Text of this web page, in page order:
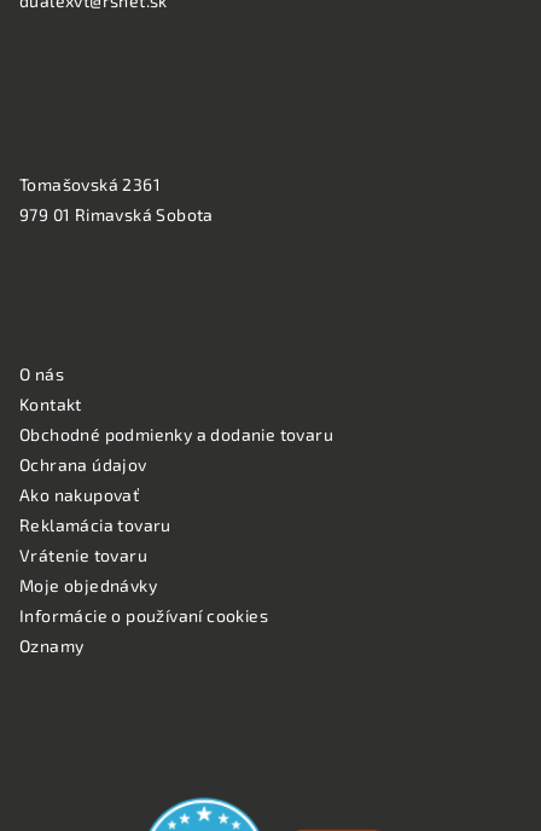
Tomašovská 2361
979 01 Rimavská Sobota
O nás
Kontakt
Obchodné podmienky a dodanie tovaru
Ochrana údajov
Ako nakupovať
Reklamácia tovaru
Vrátenie tovaru
Moje objednávky
Informácie o používaní cookies
Oznamy